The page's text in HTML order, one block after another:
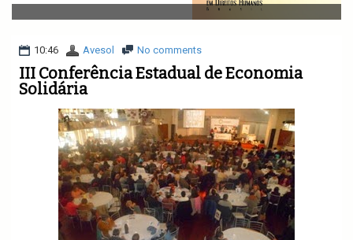
v
i
a
i
n
10:46 Avesol No comments
III Conferência Estadual de Economia
Solidária